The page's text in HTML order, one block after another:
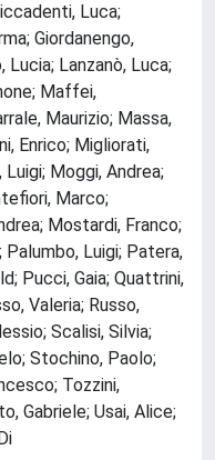
Luca;
Giordanengo,
Lucia; Lanzanò, Luca;
Maffei,
Maurizio; Massa,
Enrico; Migliorati,
Moggi, Andrea;
Marco;
Mostardi, Franco;
Palumbo, Luigi; Patera,
Pucci, Gaia; Quattrini,
Valeria; Russo,
Scalisi, Silvia;
Stochino, Paolo;
Tozzini,
Gabriele; Usai, Alice;